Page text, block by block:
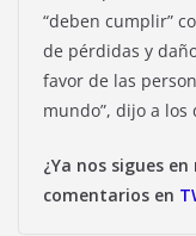
“deben cumplir”
de pérdidas y
favor de las
mundo”, dijo a
¿Ya nos sigues
comentarios en